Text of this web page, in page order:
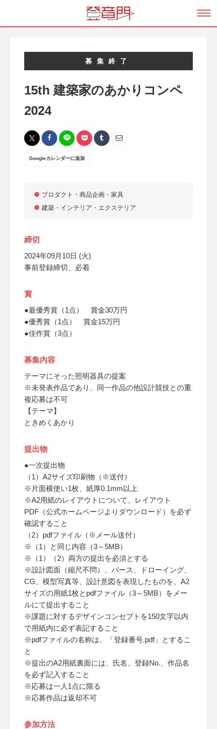
募集終了
15th 建築家のあかりコンペ
2024
Googleカレンダーに追加
プロダクト・商品企画・家具
建築・インテリア・エクステリア
締切
2024年09月10日 (火)
事前登録締切、必着
賞
●最優秀賞（1点） 賞金30万円
●優秀賞（1点） 賞金15万円
●佳作賞（3点）
募集内容
テーマにそった照明器具の提案
※未発表作品であり、同一作品の他設計競技との重
複応募は不可
【テーマ】
ときめくあかり
提出物
●一次提出物
（1）A2サイズ印刷物（※送付）
※片面横使い1枚、紙厚0.1mm以上
※A2用紙のレイアウトについて、レイアウト
PDF（公式ホームページよりダウンロード）を必ず
確認すること
（2）pdfファイル（※メール送付）
※（1）と同じ内容（3～5MB）
※（1）（2）両方の提出を必須とする
※設計図面（縮尺不問）、パース、ドローイング、
CG、模型写真等、設計意図を表現したものを、A2
サイズの用紙1枚とpdfファイル（3～5MB）をメー
ルにて提出すること
※課題に対するデザインコンセプトを150文字以内
で用紙内に必ず表記すること
※pdfファイルの名称は、「登録番号.pdf」とするこ
と
※提出のA2用紙裏面には、氏名、登録No.、作品名
を必ず記入すること
※応募は一人1点に限る
※応募作品は返却不可
参加方法